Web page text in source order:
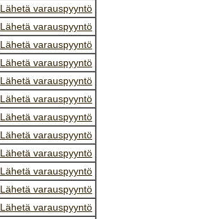
Lähetä varauspyyntö
Lähetä varauspyyntö
Lähetä varauspyyntö
Lähetä varauspyyntö
Lähetä varauspyyntö
Lähetä varauspyyntö
Lähetä varauspyyntö
Lähetä varauspyyntö
Lähetä varauspyyntö
Lähetä varauspyyntö
Lähetä varauspyyntö
Lähetä varauspyyntö